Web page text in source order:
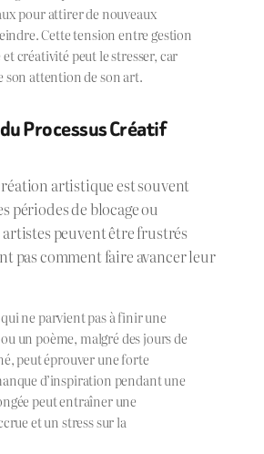
pour attirer de nouveaux
Cette tension entre gestion
créativité peut le stresser, car
son attention de son art.
Processus Créatif
artistique est souvent
périodes de blocage ou
peuvent être frustrés
pas comment faire avancer leur
ne parvient pas à finir une
un poème, malgré des jours de
peut éprouver une forte
d’inspiration pendant une
peut entraîner une
et un stress sur la